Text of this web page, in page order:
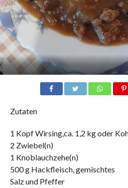
Zutaten
1 Kopf Wirsing,ca. 1,2 kg oder
2 Zwiebel(n)
1 Knoblauchzehe(n)
500 g Hackfleisch, gemischtes
Salz und Pfeffer